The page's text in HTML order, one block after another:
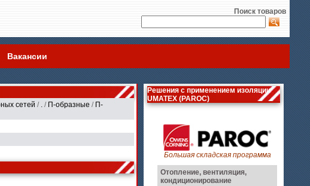
Поиск товаров
Вакансии
сетей / . / П-образные / П-
Решения с применением изоляции
UMATEX (PAROC)
Большая складская программа
Отопление, вентиляция,
кондиционирование